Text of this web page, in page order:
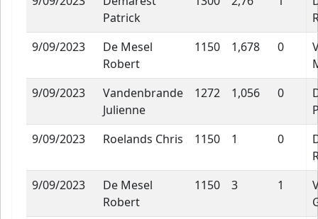
Patrick
9/09/2023
De Mesel
Robert
1150 1,678 0
9/09/2023
Vandenbrande
Julienne
1272 1,056 0
9/09/2023
Roelands Chris 1150 1 0
9/09/2023
De Mesel
Robert
1150 3 1